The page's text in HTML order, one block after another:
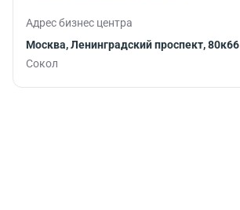
Адрес бизнес центра
Москва, Ленинградский проспект, 80к66
Сокол